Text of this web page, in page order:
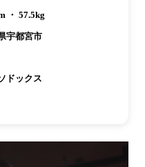
・ 57.5kg
宇都宮市
ドックス